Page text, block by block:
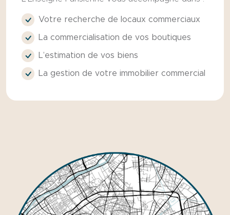
Votre recherche de locaux commerciaux
La commercialisation de vos boutiques
L’estimation de vos biens
La gestion de votre immobilier commercial